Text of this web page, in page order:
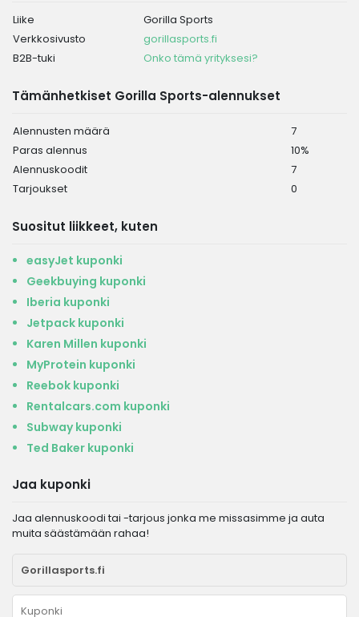
Liike
Gorilla Sports
Verkkosivusto
gorillasports.fi
B2B-tuki
Onko tämä yrityksesi?
Tämänhetkiset Gorilla Sports-alennukset
Alennusten määrä
7
Paras alennus
10%
Alennuskoodit
7
Tarjoukset
0
Suositut liikkeet, kuten
easyJet kuponki
Geekbuying kuponki
Iberia kuponki
Jetpack kuponki
Karen Millen kuponki
MyProtein kuponki
Reebok kuponki
Rentalcars.com kuponki
Subway kuponki
Ted Baker kuponki
Jaa kuponki
Jaa alennuskoodi tai -tarjous jonka me missasimme ja auta
muita säästämään rahaa!